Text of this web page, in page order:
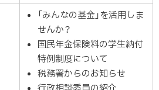
「みんなの基金」を活用しま
せんか？
国民年金保険料の学生納付
特例制度について
税務署からのお知らせ